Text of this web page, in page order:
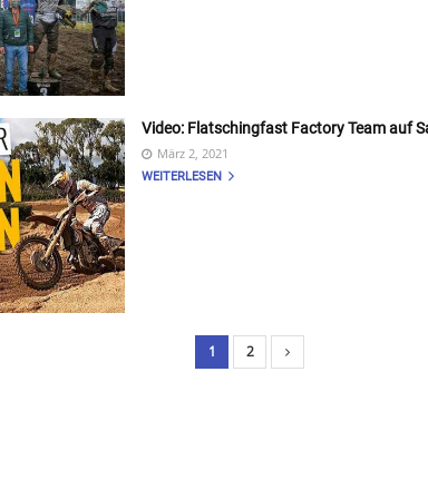
Video: Flatschingfast Factory Team auf
März 2, 2021
WEITERLESEN
1 2